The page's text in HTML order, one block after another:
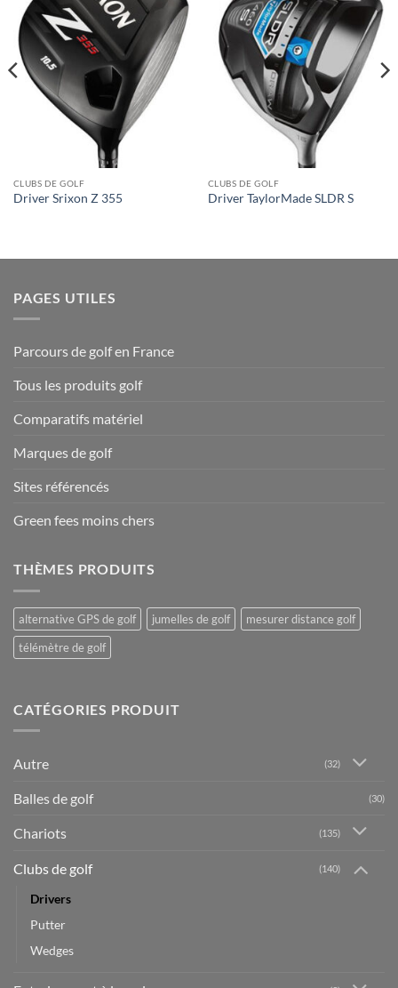
CLUBS DE GOLF
Driver Srixon Z 355
CLUBS DE GOLF
Driver TaylorMade SLDR S
PAGES UTILES
Parcours de golf en France
Tous les produits golf
Comparatifs matériel
Marques de golf
Sites référencés
Green fees moins chers
THÈMES PRODUITS
alternative GPS de golf jumelles de golf
mesurer distance golf
télémètre de golf
CATÉGORIES PRODUIT
Autre (32)
Balles de golf (30)
Chariots (135)
Clubs de golf (140)
Drivers
Putter
Wedges